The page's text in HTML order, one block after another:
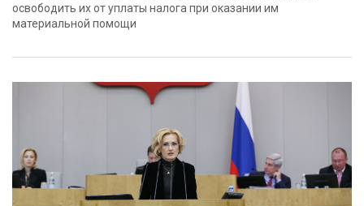
освободить их от уплаты налога при оказании им
материальной помощи